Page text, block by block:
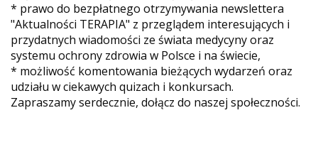
* prawo do bezpłatnego otrzymywania newslettera
"Aktualności TERAPIA" z przeglądem interesujących i
przydatnych wiadomości ze świata medycyny oraz
systemu ochrony zdrowia w Polsce i na świecie,
* możliwość komentowania bieżących wydarzeń oraz
udziału w ciekawych quizach i konkursach.
Zapraszamy serdecznie, dołącz do naszej społeczności.